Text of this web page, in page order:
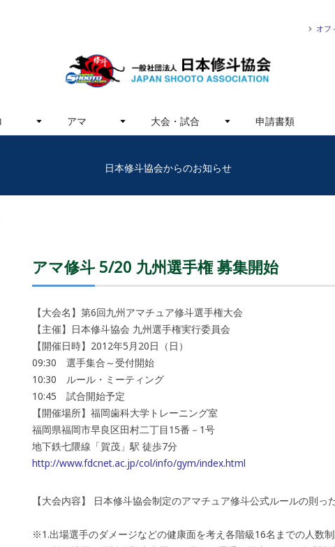
オフ
アマ 大会・試合 申請書類
日本修斗協会からのお知らせ
アマ修斗 5/20 九州選手権 募集開始
【大会名】第6回九州アマチュア修斗選手権大会
【主催】日本修斗協会 九州選手権実行委員会
【開催日時】2012年5月20日（日）
09:30 選手集合～受付開始
10:30 ルール・ミーティング
10:45 試合開始予定
【開催場所】福岡歯科大学トレーニング室
福岡県福岡市早良区田村二丁目15番－1号
地下鉄七隈線「賀茂」駅 徒歩7分
http://www.fdcnet.ac.jp/col/info/gym/index.html
【大会内容】 日本修斗協会制定のアマチュア修斗公式ルールの則っ
※1.出場選手のダメージなどの健康面を考え各階級16名までの人数